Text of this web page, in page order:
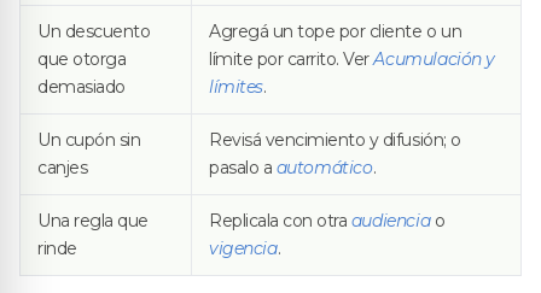
Un descuento
que otorga
demasiado
Agregá un tope por cliente o un
límite por carrito. VerAcumulación y
límites.
Un cupón sin
canjes
Revisá vencimiento y difusión; o
pasalo a automático.
Una regla que
rinde
Replicala con otra audienciao
vigencia.